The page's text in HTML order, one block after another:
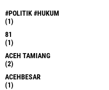
#POLITIK #HUKUM
(1)
81
(1)
ACEH TAMIANG
(2)
ACEHBESAR
(1)